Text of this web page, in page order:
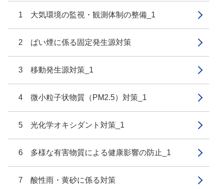
1 大気環境の監視・観測体制の整備_1
2 ばい煙に係る固定発生源対策
3 移動発生源対策_1
4 微小粒子状物質（PM2.5）対策_1
5 光化学オキシダント対策_1
6 多様な有害物質による健康影響の防止_1
7 酸性雨・黄砂に係る対策